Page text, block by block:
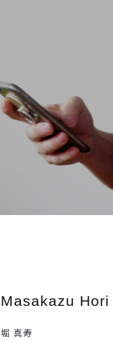
Masakazu Hori
堀 真寿